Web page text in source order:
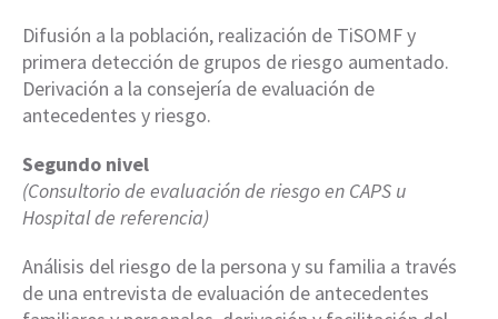
Difusión a la población, realización de TiSOMF y
primera detección de grupos de riesgo aumentado.
Derivación a la consejería de evaluación de
antecedentes y riesgo.
Segundo nivel
(Consultorio de evaluación de riesgo en CAPS u
Hospital de referencia)
Análisis del riesgo de la persona y su familia a través
de una entrevista de evaluación de antecedentes